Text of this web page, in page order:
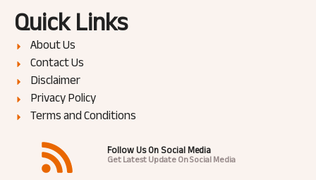
Quick Links
About Us
Contact Us
Disclaimer
Privacy Policy
Terms and Conditions
Follow Us On Social Media
Get Latest Update On Social Media